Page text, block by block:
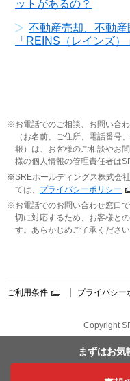
まずはお気
ットがあるの？
不動産売却、不動産
「REINS（レインズ
お電話でのご相談、お問い合
（お名前、ご住所、電話番号
報）は、お客様のご相談やお
様の個人情報の管理責任者は
SREホールディングス株式会
ては、 プライバシーポリシー
お電話でのお問い合わせ窓口
切に対応するため、お客様と
す。あらかじめご了承ください
ご利用条件 プライバシー
Copyright